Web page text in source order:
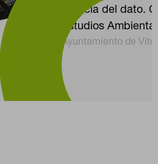
Ciencia del dato.
Estudios
Ayuntamiento de